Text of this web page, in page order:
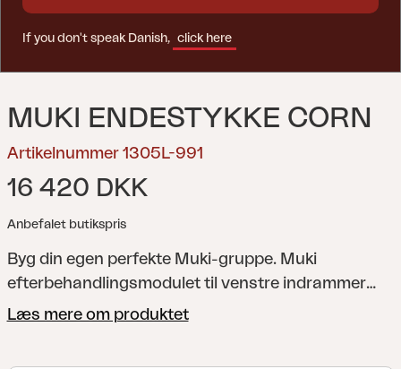
MUKI ENDESTYKKE CORN
Artikelnummer 1305L-991
16 420 DKK
Anbefalet butikspris
Byg din egen perfekte Muki-gruppe. Muki
efterbehandlingsmodulet til venstre indrammer
enhver kombination på en elegant måde.
Læs mere om produktet
If you don't speak Danish, click here